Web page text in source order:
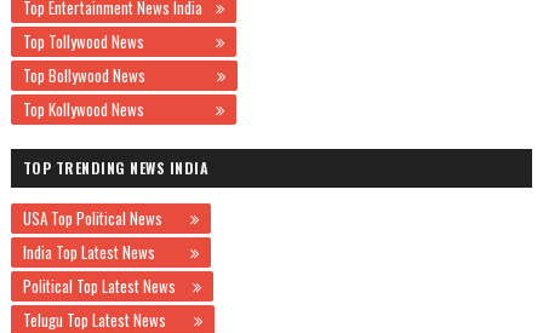
Top Entertainment News India
Top Tollywood News
Top Bollywood News
Top Kollywood News
TOP TRENDING NEWS INDIA
USA Top Political News
India Top Latest News
Political Top Latest News
Telugu Top Latest News